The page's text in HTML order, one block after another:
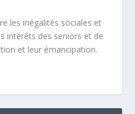
les inégalités sociales et
intérêts des seniors et de
et leur émancipation.